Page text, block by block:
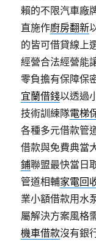
賴的不限汽車廠
直施作廚房翻新
的皆可借貸線上
經營合法經營能
零負擔有保障保
宜蘭借錢以透過
技術訓練隊電梯
各種多元借款管
借款與免費典當
鋪聯盟最快當日
管道相輔家電回
業小額借款用水
屬解決方案風格
機車借款沒有銀